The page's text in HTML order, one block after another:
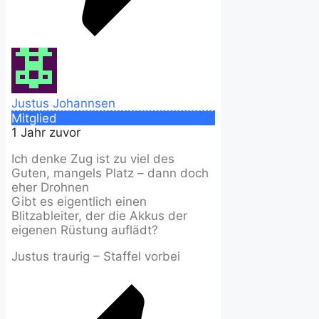
Justus Johannsen
Mitglied
1 Jahr zuvor
Ich denke Zug ist zu viel des
Guten, mangels Platz – dann doch
eher Drohnen
Gibt es eigentlich einen
Blitzableiter, der die Akkus der
eigenen Rüstung auflädt?
Justus traurig – Staffel vorbei